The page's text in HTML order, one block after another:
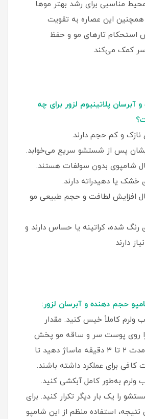
مناسبی برای رشد بهتر موها
این عصاره به تقویت
استحکام تارهای مو و حفظ
کمک می‌کند.
پلاتینیوم لزور برای چه
نازک و کم‌ حجم دارند.
پس از شستشو سریع می‌خوابد.
شامپوی بدون سولفات هستند.
یا دهیدراته دارند.
افزایش لطافت و حجم طبیعی مو
شده، کراتینه یا حساس دارند و
دارند
حجم دهنده و آبرسان لزور:
ولرم کاملاً خیس کنید. مقدار
را روی پوست سر و ساقه مو پخش
کنید و به‌آرامی به مدت ۲ تا ۳ دقیقه ماساژ دهید تا
کافی برای عملکرد داشته باشند.
ولرم به‌طور کامل آبکشی کنید.
را یک بار دیگر تکرار کنید. برای
نتیجه، استفاده منظم از این شامپو